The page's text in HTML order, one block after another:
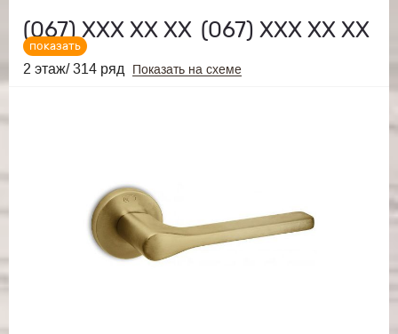
(067)ХХХ ХХ ХХ (067) ХХХ ХХ ХХ
показать
2 этаж/ 314 ряд
Показать на схеме